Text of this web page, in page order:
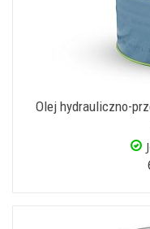
Olej hydrauliczno-